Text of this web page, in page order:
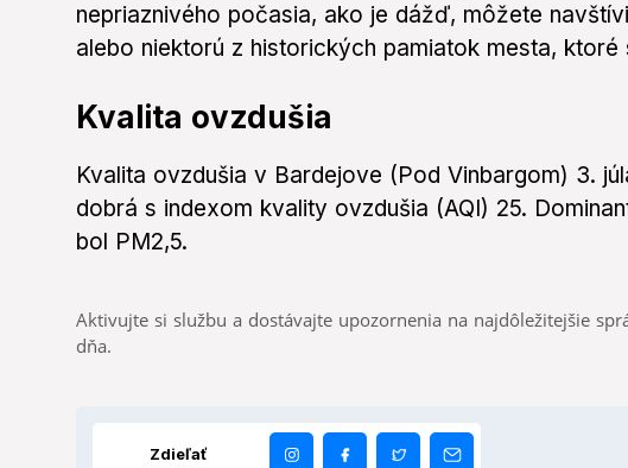
nepriaznivého počasia, ako je dážď, môžete
alebo niektorú z historických pamiatok mesta, ktoré
Kvalita ovzdušia
Kvalita ovzdušia v Bardejove (Pod Vinbargom) 3.
dobrá s indexom kvality ovzdušia (AQI) 25.
bol PM2,5.
Aktivujte si službu a dostávajte upozornenia na najdôležitejšie
dňa.
Zdieľať